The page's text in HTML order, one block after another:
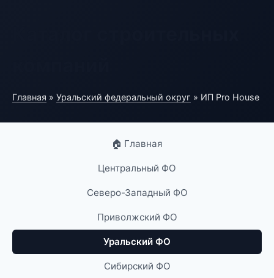
Главная » Уральский федеральный округ » ИП Pro House
🏠 Главная
Центральный ФО
Северо-Западный ФО
Приволжский ФО
Уральский ФО
Сибирский ФО